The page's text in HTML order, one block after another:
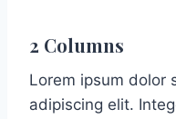
2 Columns
Lorem ipsum dolor
adipiscing elit.